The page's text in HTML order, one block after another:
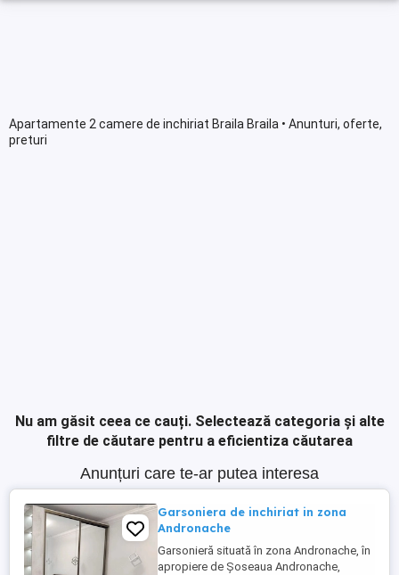
Apartamente 2 camere de inchiriat Braila Braila • Anunturi, oferte,
preturi
Nu am găsit ceea ce cauți. Selectează categoria și alte
filtre de căutare pentru a eficientiza căutarea
Anunțuri care te-ar putea interesa
Garsoniera de inchiriat in zona
Andronache
Garsonieră situată în zona Andronache, în
apropiere de Șoseaua Andronache,